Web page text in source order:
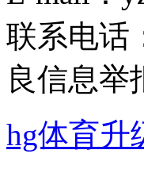
联系电话
良信息举
hg体育升